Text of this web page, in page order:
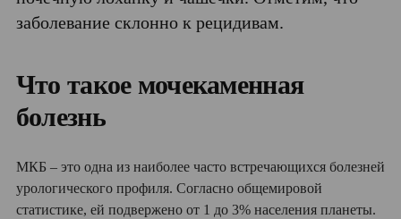
заболевание склонно к рецидивам.
Что такое мочекаменная
болезнь
МКБ – это одна из наиболее часто встречающихся болезней
урологического профиля. Согласно общемировой
статистике, ей подвержено от 1 до 3% населения планеты.